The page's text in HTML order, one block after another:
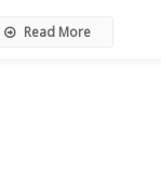
Read More